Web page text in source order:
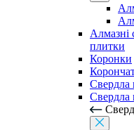
Алмазні
плитки
Коронки
Свердла
Свердла